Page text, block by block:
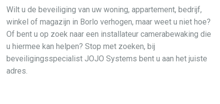
Wilt u de beveiliging van uw woning, appartement, bedrijf,
winkel of magazijn in Borlo verhogen, maar weet u niet hoe?
Of bent u op zoek naar een installateur camerabewaking die
u hiermee kan helpen? Stop met zoeken, bij
beveiligingsspecialist JOJO Systems bent u aan het juiste
adres.